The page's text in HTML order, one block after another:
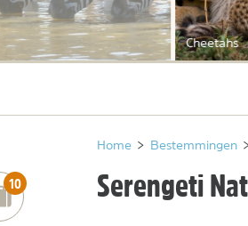
Cheetahs
Home > Bestemmingen
Serengeti
number_of_trips:
10